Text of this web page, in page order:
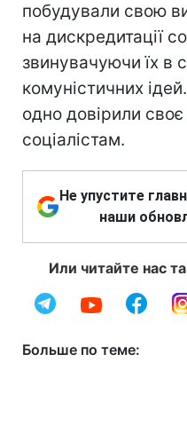
побудували свою
на дискредитації
звинувачуючи їх в
комуністичних
одно довірили
соціалістам.
Не упустите
наши
Или читайте нас
Больше по теме: